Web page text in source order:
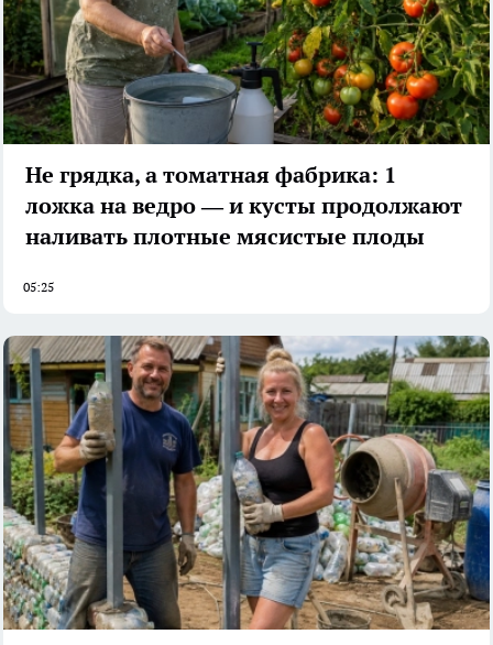
Не грядка, а томатная фабрика: 1
ложка на ведро — и кусты продолжают
наливать плотные мясистые плоды
05:25